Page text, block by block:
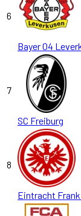
6
Bayer 04
7
SC Freiburg
8
Eintracht